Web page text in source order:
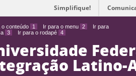
o conteúdo 1 Ir para o menu 2
Ir para
3 Ir para o rodapé 4
Simplifique!
Latino-